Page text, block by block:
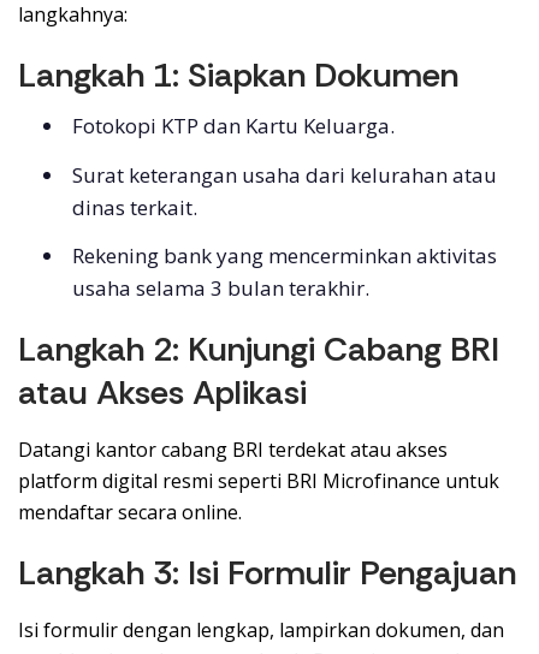
langkahnya:
Langkah 1: Siapkan Dokumen
Fotokopi KTP dan Kartu Keluarga.
Surat keterangan usaha dari kelurahan atau
dinas terkait.
Rekening bank yang mencerminkan aktivitas
usaha selama 3 bulan terakhir.
Langkah 2: Kunjungi Cabang BRI
atau Akses Aplikasi
Datangi kantor cabang BRI terdekat atau akses
platform digital resmi seperti BRI Microfinance untuk
mendaftar secara online.
Langkah 3: Isi Formulir Pengajuan
Isi formulir dengan lengkap, lampirkan dokumen, dan